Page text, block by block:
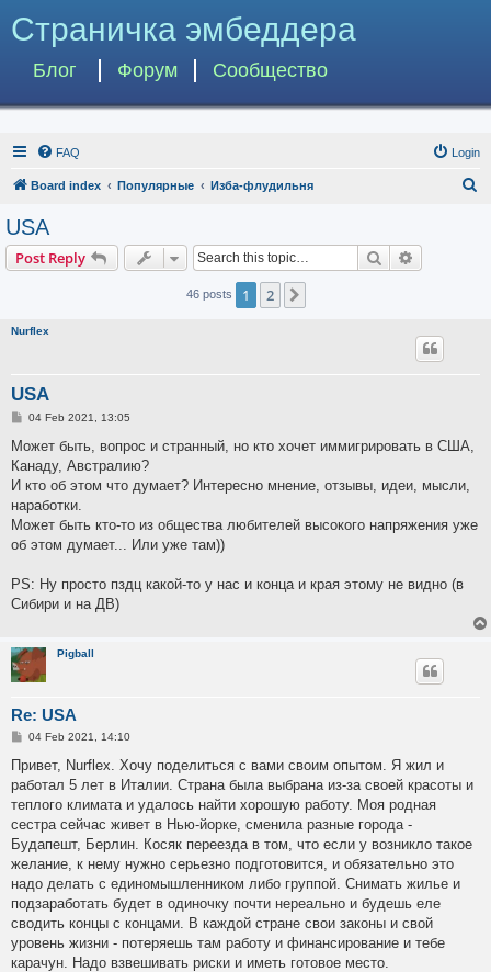
Страничка эмбеддера
Блог Форум Сообщество
FAQ Login
Board index Популярные Изба-флудильня
USA
Post Reply Search
46 posts 1 2
Nurflex
USA
P
s
04 Feb 2021, 13:05
Может быть, вопрос и странный, но кто хочет иммигрировать в США,
Канаду, Австралию?
И кто об этом что думает? Интересно мнение, отзывы, идеи, мысли,
наработки.
Может быть кто-то из общества любителей высокого напряжения уже
об этом думает... Или уже там))
PS: Ну просто пздц какой-то у нас и конца и края этому не видно (в
Сибири и на ДВ)
Pigball
Re: USA
P
s
04 Feb 2021, 14:10
Привет, Nurfleх. Хочу поделиться с вами своим опытом. Я жил и
работал 5 лет в Италии. Страна была выбрана из-за своей красоты и
теплого климата и удалось найти хорошую работу. Моя родная
сестра сейчас живет в Нью-йорке, сменила разные города -
Будапешт, Берлин. Косяк переезда в том, что если у возникло такое
желание, к нему нужно серьезно подготовится, и обязательно это
надо делать с единомышленником либо группой. Снимать жилье и
подзаработать будет в одиночку почти нереально и будешь еле
сводить концы с концами. В каждой стране свои законы и свой
уровень жизни - потеряешь там работу и финансирование и тебе
карачун. Надо взвешивать риски и иметь готовое место.